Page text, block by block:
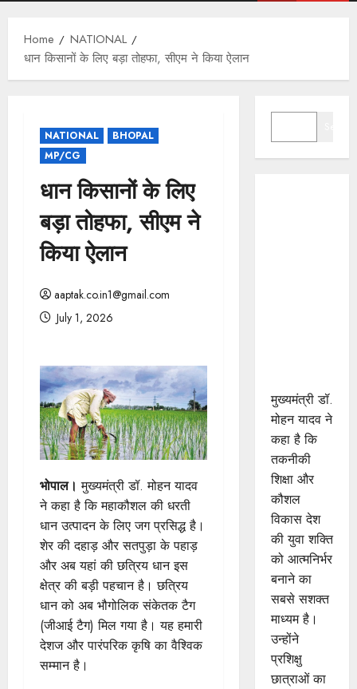
Home
NATIONAL
धान किसानों के लिए बड़ा तोहफा, सीएम ने किया ऐलान
NATIONAL
BHOPAL
MP/CG
धान किसानों के लिए
बड़ा तोहफा, सीएम ने
किया ऐलान
aaptak.co.in1@gmail.com
July 1, 2026
भोपाल। मुख्यमंत्री डॉ. मोहन यादव
ने कहा है कि महाकौशल की धरती
धान उत्पादन के लिए जग प्रसिद्ध है।
शेर की दहाड़ और सतपुड़ा के पहाड़
और अब यहां की छत्रिय धान इस
क्षेत्र की बड़ी पहचान है। छत्रिय
धान को अब भौगोलिक संकेतक टैग
(जीआई टैग) मिल गया है। यह हमारी
देशज और पारंपरिक कृषि का वैश्विक
सम्मान है।
मुख्यमंत्री डॉ.
मोहन यादव ने
कहा है कि
तकनीकी
शिक्षा और
कौशल
विकास देश
की युवा शक्ति
को आत्मनिर्भर
बनाने का
सबसे सशक्त
माध्यम है।
उन्होंने
प्रशिक्षु
छात्राओं का